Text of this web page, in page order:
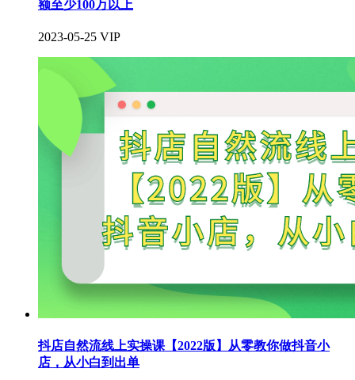
额至少100万以上
2023-05-25 VIP
抖店自然流线上实操课【2022版】从零教你做抖音小
店，从小白到出单